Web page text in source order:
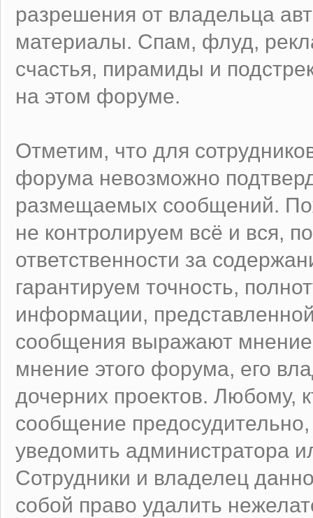
разрешения от владельца
материалы. Спам, флуд,
счастья, пирамиды и
на этом форуме.
Отметим, что для
форума невозможно
размещаемых сообщений.
не контролируем всё и вся,
ответственности за
гарантируем точность,
информации,
сообщения выражают мнение
мнение этого форума, его
дочерних проектов. Любому,
сообщение
уведомить администратора
Сотрудники и владелец
собой право удалить